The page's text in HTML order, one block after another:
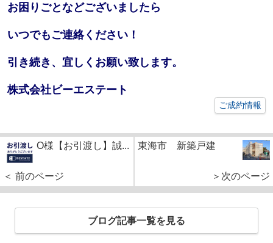
お困りごとなどございましたら
いつでもご連絡ください！
引き続き、宜しくお願い致します。
株式会社ビーエステート
ご成約情報
O様【お引渡し】誠...
＜ 前のページ
東海市 新築戸建
＞次のページ
ブログ記事一覧を見る